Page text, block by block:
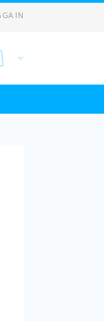
IN
Min kundvagn